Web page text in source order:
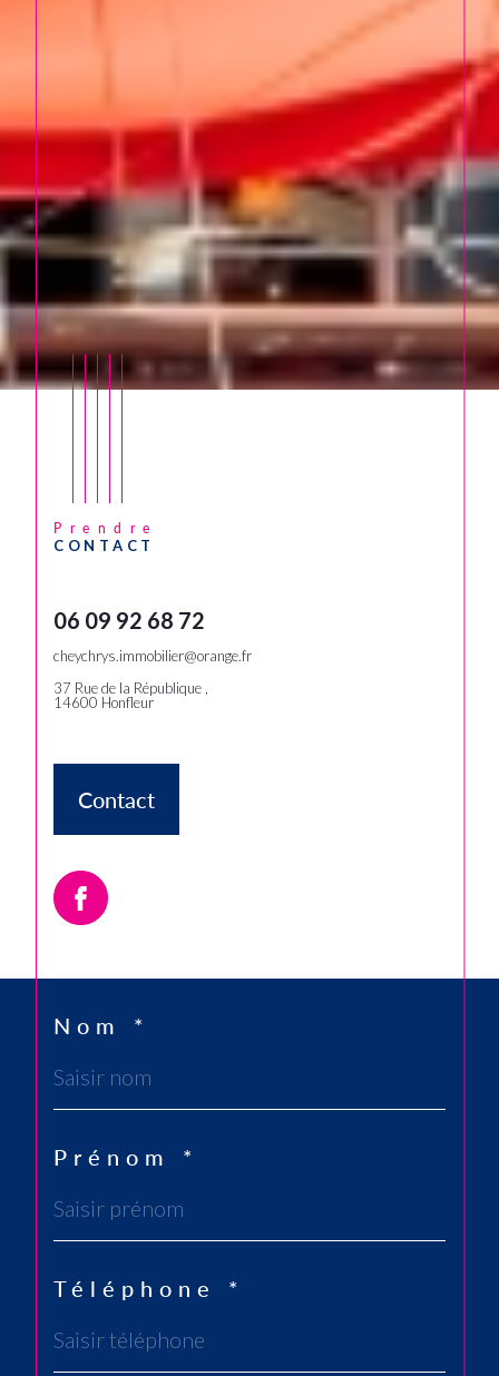
Nom *
Prénom *
Téléphone *
Prendre
CONTACT
06 09 92 68 72
cheychrys.immobilier@orange.fr
37 Rue de la République ,
14600
Honfleur
Contact